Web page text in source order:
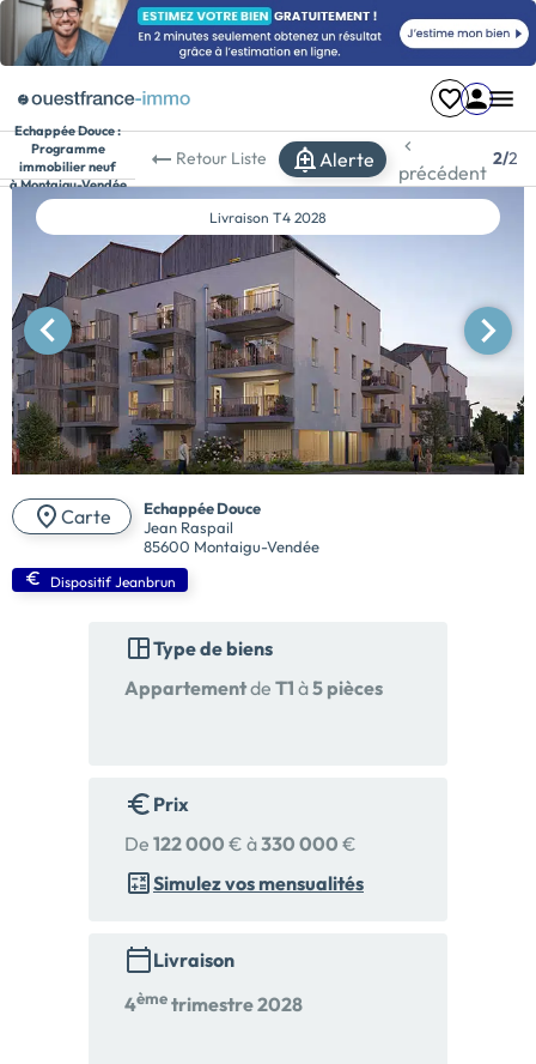
Echappée Douce :
Programme
immobilier neuf
à Montaigu-Vendée
Retour Liste Alerte
précédent
2/2
Livraison T4 2028
Carte
Echappée Douce
Jean Raspail
85600 Montaigu-Vendée
Dispositif Jeanbrun
Type de biens
Appartementde T1 à5 pièces
Prix
De 122 000 € à330 000 €
Simulez vos mensualités
Livraison
4èmetrimestre 2028